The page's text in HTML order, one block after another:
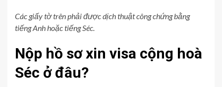
Các giấy tờ trên phải được dịch thuật công chứng bằng
tiếng Anh hoặc tiếng Séc.
Nộp hồ sơ xin visa cộng hoà
Séc ở đâu?